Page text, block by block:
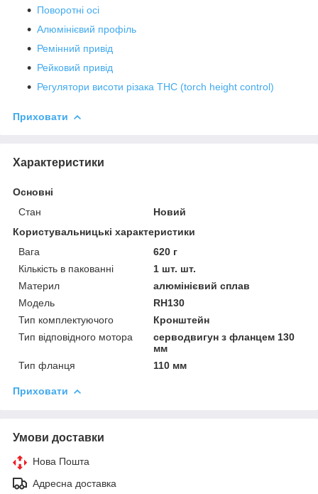
Поворотні осі
Алюмінієвий профіль
Ремінний привід
Рейковий привід
Регулятори висоти різака THC (torch height control)
Приховати
Характеристики
Основні
Стан
Новий
Користувальницькі характеристики
Вага
620 г
Кількість в пакованні
1 шт. шт.
Материл
алюмінієвий сплав
Мoдель
RH130
Тип комплектуючого
Кронштейн
Тип відповідного мотора
серводвигун з фланцем 130
мм
Тип фланця
110 мм
Приховати
Умови доставки
Нова Пошта
Адресна доставка